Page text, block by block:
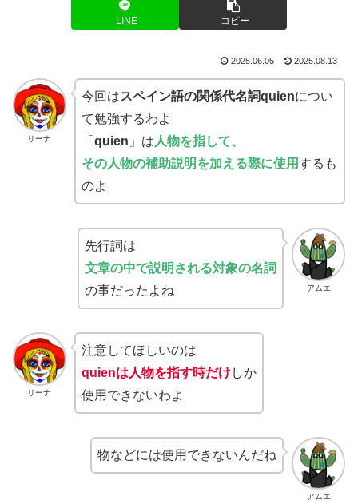
LINE コピー
2025.06.05 2025.08.13
リーナ
今回はスペイン語の関係代名詞quienについ
て勉強するわよ
「 quien 」は人物を指して、
その人物の補助説明を加える際に使用するも
のよ
アムエ
先行詞は
文章の中で説明される対象の名詞
の事だったよね
リーナ
注意してほしいのは
quienは人物を指す時だけしか
使用できないわよ
アムエ
物などには使用できないんだね